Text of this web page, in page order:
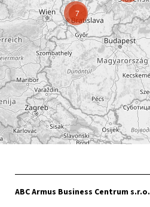
7
ABC Armus Business Centrum s.r.o.